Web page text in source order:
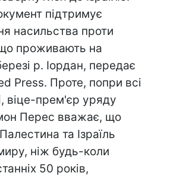
підтримує
насильства проти
що проживають на
р. Іордан, передає
Press. Проте, попри всі
віце-прем'єр уряду
Перес вважає, що
та Ізраїль
ніж будь-коли
50 років,